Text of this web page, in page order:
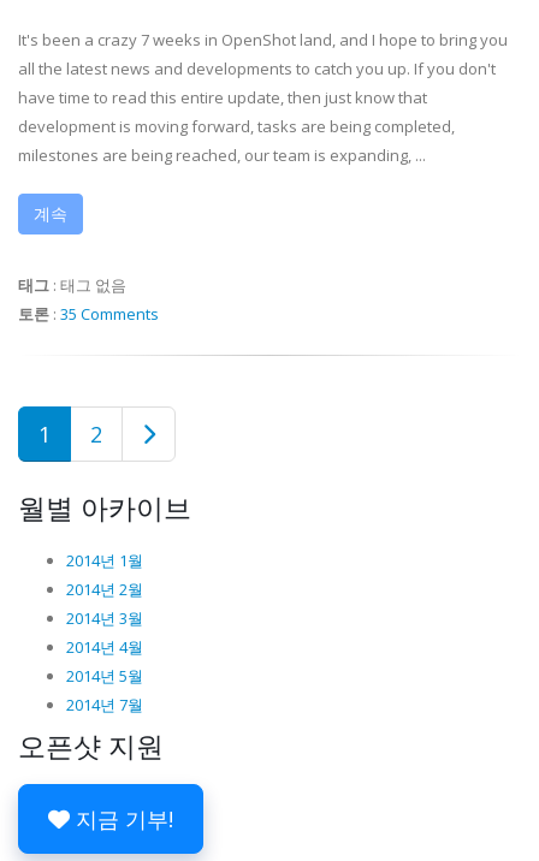
It's been a crazy 7 weeks in OpenShot land, and I hope to bring you
all the latest news and developments to catch you up. If you don't
have time to read this entire update, then just know that
development is moving forward, tasks are being completed,
milestones are being reached, our team is expanding, ...
계속
태그 : 태그 없음
토론 : 35 Comments
1 2
월별 아카이브
2014년 1월
2014년 2월
2014년 3월
2014년 4월
2014년 5월
2014년 7월
오픈샷 지원
지금 기부!